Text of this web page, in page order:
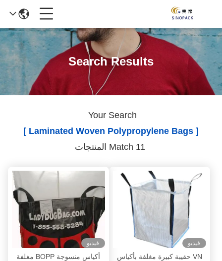
Search Results
Your Search
[ Laminated Woven Polypropylene Bags ]
Match 11 المنتجات
فيديو
VN حقيبة كبيرة مغلفة بأكياس
فيديو
أكياس منسوجة BOPP مغلفة